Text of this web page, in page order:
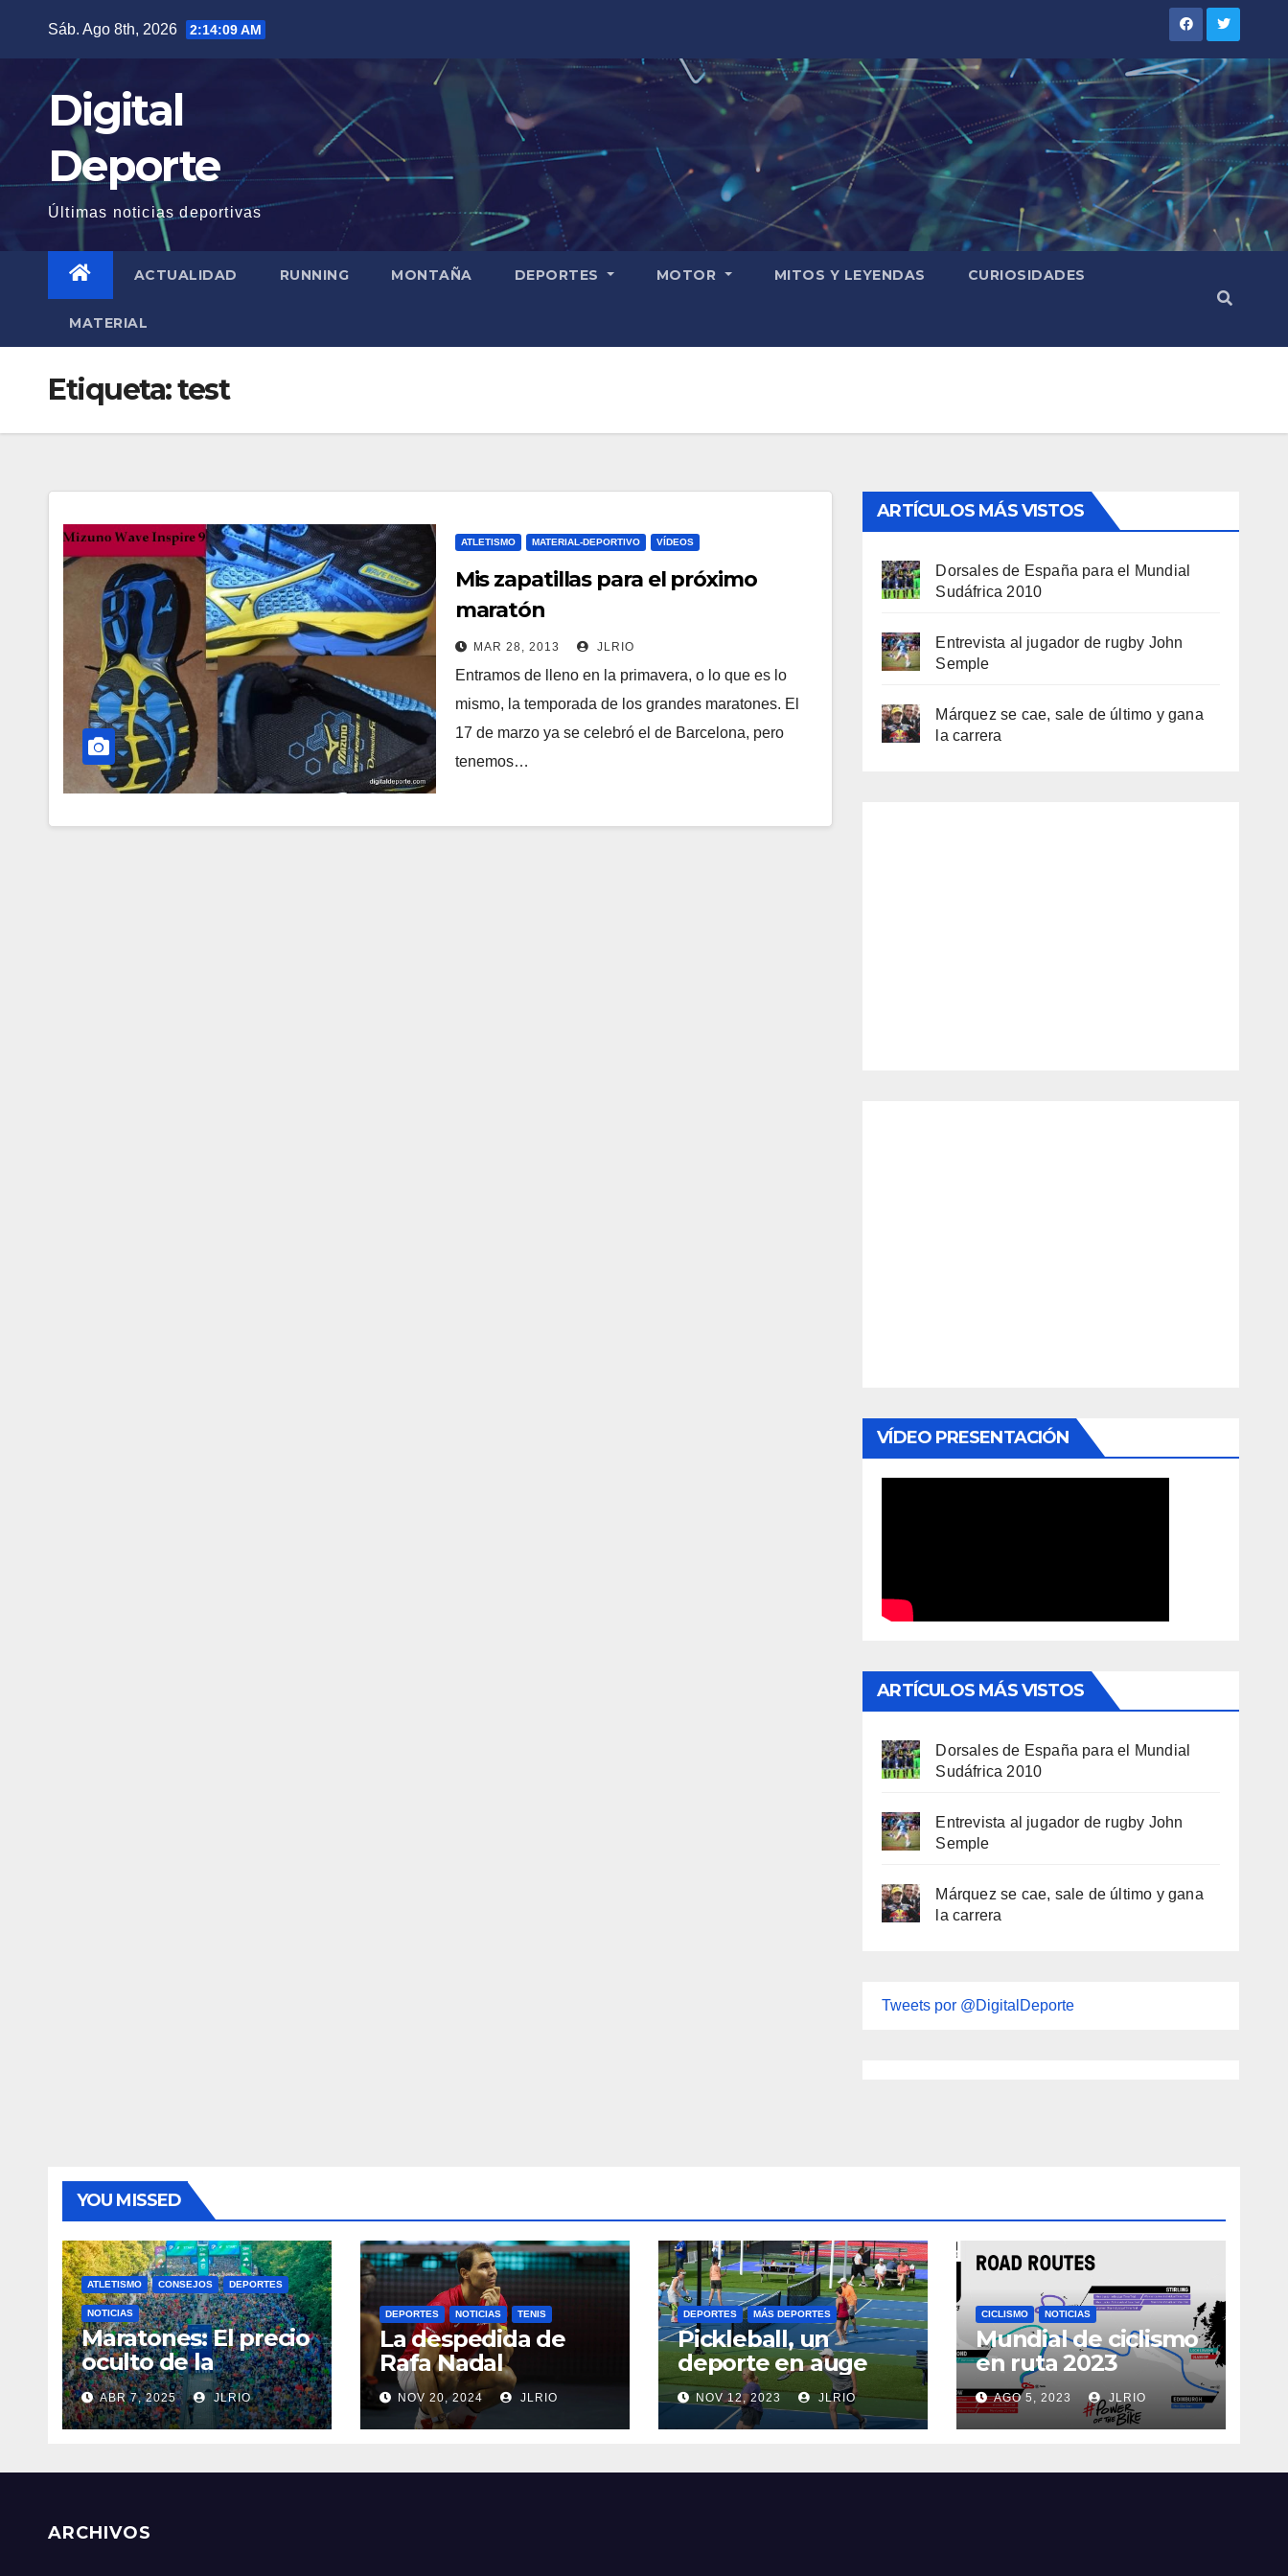
contenido
Sáb. Ago 8th, 2026 2:14:10 AM
Digital
Deporte
Últimas noticias deportivas
ACTUALIDAD RUNNING MONTAÑA DEPORTES MOTOR MITOS Y LEYENDAS CURIOSIDADES
MATERIAL
Etiqueta:test
ATLETISMO MATERIAL-DEPORTIVO VÍDEOS
Mis zapatillas para el próximo
maratón
MAR 28, 2013 JLRIO
Entramos de lleno en la primavera, o lo que es lo
mismo, la temporada de los grandes maratones. El
17 de marzo ya se celebró el de Barcelona, pero
tenemos…
ARTÍCULOS MÁS VISTOS
Dorsales de España para el Mundial
Sudáfrica 2010
Entrevista al jugador de rugby John
Semple
Márquez se cae, sale de último y gana
la carrera
VÍDEO PRESENTACIÓN
ARTÍCULOS MÁS VISTOS
Dorsales de España para el Mundial
Sudáfrica 2010
Entrevista al jugador de rugby John
Semple
Márquez se cae, sale de último y gana
la carrera
Tweets por @DigitalDeporte
YOU MISSED
ATLETISMO CONSEJOS DEPORTES
NOTICIAS
Maratones: El precio
oculto de la
resistencia
ABR 7, 2025 JLRIO
DEPORTES NOTICIAS TENIS
La despedida de
Rafa Nadal
NOV 20, 2024 JLRIO
DEPORTES MÁS DEPORTES
Pickleball, un
deporte en auge
NOV 12, 2023 JLRIO
CICLISMO NOTICIAS
Mundial de ciclismo
en ruta 2023
AGO 5, 2023 JLRIO
ARCHIVOS